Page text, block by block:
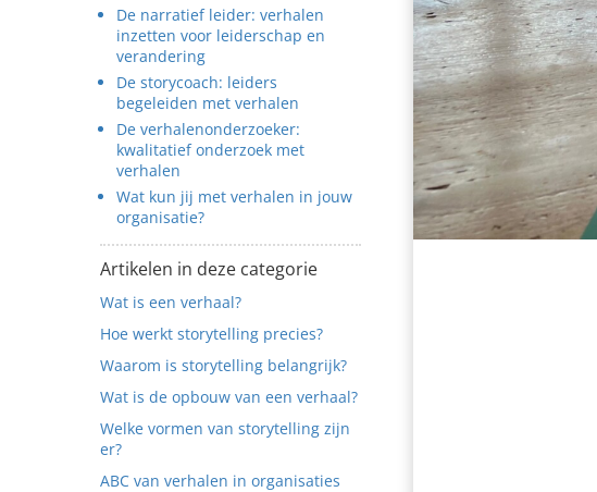
De narratief leider: verhalen
inzetten voor leiderschap en
verandering
De storycoach: leiders
begeleiden met verhalen
De verhalenonderzoeker:
kwalitatief onderzoek met
verhalen
Wat kun jij met verhalen in jouw
organisatie?
Artikelen in deze categorie
Wat is een verhaal?
Hoe werkt storytelling precies?
Waarom is storytelling belangrijk?
Wat is de opbouw van een verhaal?
Welke vormen van storytelling zijn
er?
ABC van verhalen in organisaties